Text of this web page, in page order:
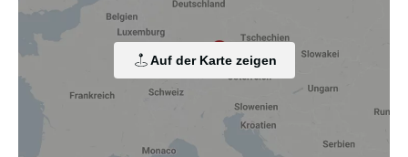
Auf der Karte zeigen
Einbindung von Inhalten, externen Diensten und Elementen
Dritter, der statistischen Analyse/Messung, der
personalisierten Werbung sowie der Einbindung sozialer
Medien. Je nach Funktion werden dabei Daten an Dritte
weitergegeben und an Dritte in Ländern, in denen kein
angemessenes Datenschutzniveau vorliegt und von diesen
verarbeitet wird, z. B. die USA. Ihre Einwilligung ist stets
freiwillig, für die Nutzung unserer Website nicht erforderlich
und kann jederzeit auf unserer Seite abgelehnt oder